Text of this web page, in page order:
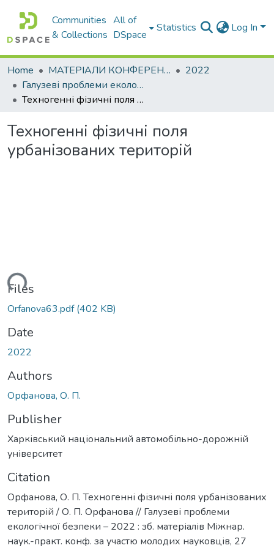
Communities
& Collections
All of
DSpace
Statistics Log In
Home МАТЕРІАЛИ КОНФЕРЕНЦІЙ
2022
Галузеві проблеми екологічної безпеки – 2022
Техногенні фізичні поля урбанізованих територій
Техногенні фізичні поля
урбанізованих територій
Files
Orfanova63.pdf(402 KB)
Date
2022
Authors
Орфанова, О. П.
Publisher
Харківський національний автомобільно-дорожній
університет
Citation
Орфанова, О. П. Техногенні фізичні поля урбанізованих
територій / О. П. Орфанова // Галузеві проблеми
екологічної безпеки – 2022 : зб. матеріалів Міжнар.
наук.-практ. конф. за участю молодих науковців, 27